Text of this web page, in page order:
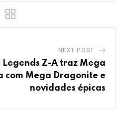
NEXT POST
Legends Z-A traz Mega
com Mega Dragonite e
novidades épicas